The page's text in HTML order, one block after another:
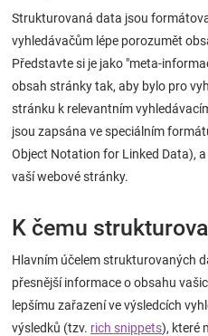
pro
děti
Těhotenské
oblečení
Novinky
Značky
Blog
Strukturovaná data jsou
vyhledávačům lépe porozumět
Představte si je jako "meta-
obsah stránky tak, aby bylo pro
stránku k relevantním
jsou zapsána ve speciálním
Object Notation for Linked Data),
vaší webové stránky.
K čemu
Hlavním účelem strukturovaných
přesnější informace o obsahu
lepšímu zařazení ve výsledcích
výsledků (tzv. rich snippets), které